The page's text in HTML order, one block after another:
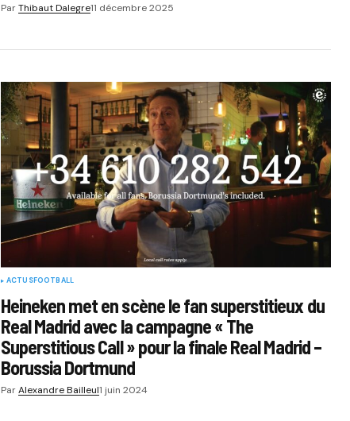
ParThibaut Dalegre11 décembre 2025
ACTUSFOOTBALL
Heineken met en scène le fan superstitieux du
Real Madrid avec la campagne « The
Superstitious Call » pour la finale Real Madrid –
Borussia Dortmund
ParAlexandre Bailleul1 juin 2024